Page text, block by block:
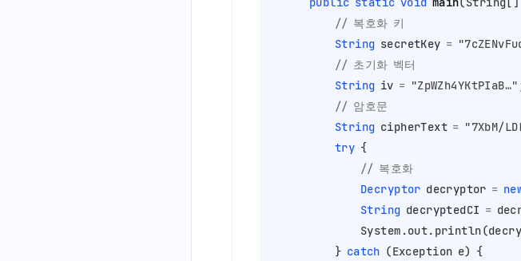
// 복호화 키
String secretKey =
// 초기화 벡터
String iv = "ZpWZh4YKtPIaB…"
// 암호문
String cipherText = "7XbM/
try {
// 복호화
Decryptor decryptor =
String decryptedCI =
		}
catch (Exception e) {